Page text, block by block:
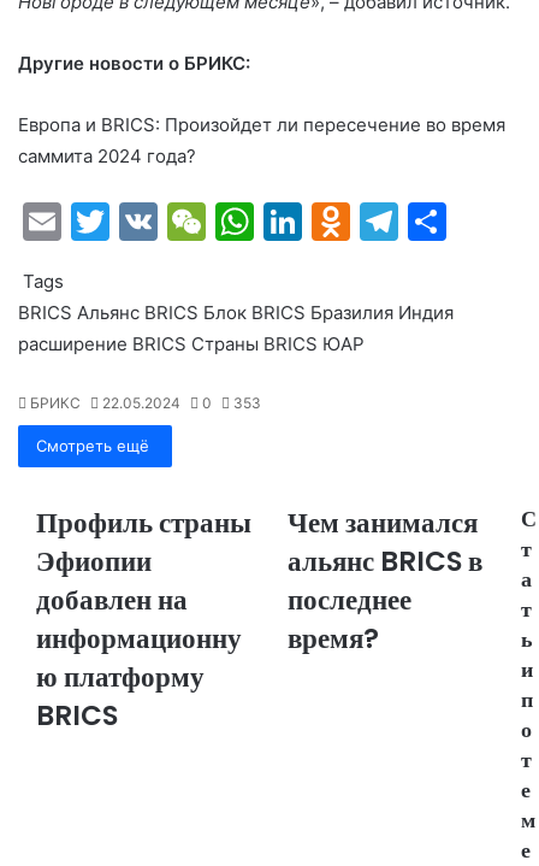
Другие новости о БРИКС:
Европа и BRICS: Произойдет ли пересечение во время
саммита 2024 года?
E
ai
l
T
itt
er
V
W
C
h
W
at
s
p
Li
k
e
O
n
o
ni
ki
T
e
gr
п
ь
Tags
BRICS Альянс BRICS Блок BRICS Бразилия Индия
расширение BRICS Страны BRICS ЮАР
БРИКС 22.05.2024 0 353
Смотреть ещё
Профиль страны
Эфиопии
добавлен на
информационну
ю платформу
BRICS
Чем занимался
альянс BRICS в
последнее
время?
С
т
а
т
ь
и
п
о
т
е
м
е